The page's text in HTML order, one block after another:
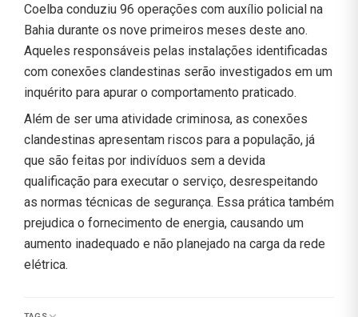
Coelba conduziu 96 operações com auxílio policial na
Bahia durante os nove primeiros meses deste ano.
Aqueles responsáveis pelas instalações identificadas
com conexões clandestinas serão investigados em um
inquérito para apurar o comportamento praticado.
Além de ser uma atividade criminosa, as conexões
clandestinas apresentam riscos para a população, já
que são feitas por indivíduos sem a devida
qualificação para executar o serviço, desrespeitando
as normas técnicas de segurança. Essa prática também
prejudica o fornecimento de energia, causando um
aumento inadequado e não planejado na carga da rede
elétrica.